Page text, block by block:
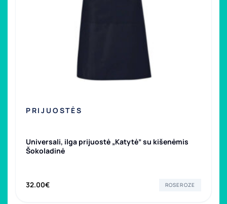
PRIJUOSTĖS
Universali, ilga prijuostė „Katytė” su kišenėmis
Šokoladinė
32.00€ ROSEROZE